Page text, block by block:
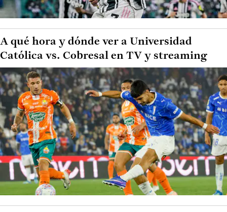
A qué hora y dónde ver a Universidad
Católica vs. Cobresal en TV y streaming